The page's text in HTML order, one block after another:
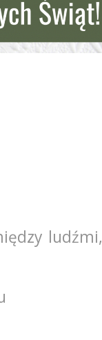
ludźmi,